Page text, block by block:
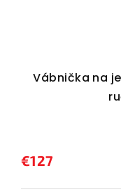
Vábnička na
€127